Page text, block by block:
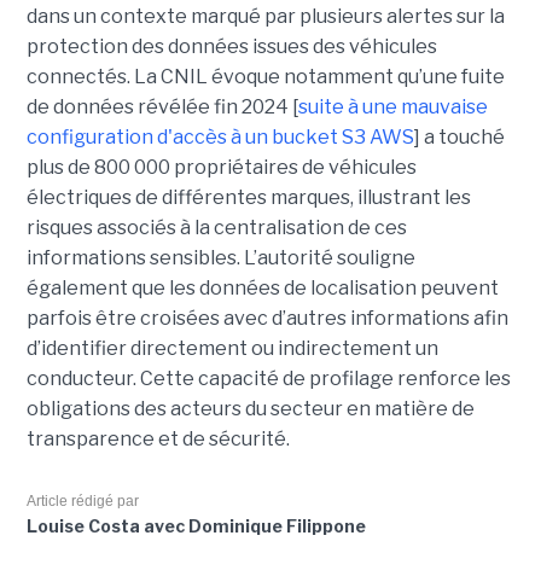
dans un contexte marqué par plusieurs alertes sur la
protection des données issues des véhicules
connectés. La CNIL évoque notamment qu’une fuite
de données révélée fin 2024 [suite à une mauvaise
configuration d'accès à un bucket S3 AWS] a touché
plus de 800 000 propriétaires de véhicules
électriques de différentes marques, illustrant les
risques associés à la centralisation de ces
informations sensibles. L’autorité souligne
également que les données de localisation peuvent
parfois être croisées avec d’autres informations afin
d’identifier directement ou indirectement un
conducteur. Cette capacité de profilage renforce les
obligations des acteurs du secteur en matière de
transparence et de sécurité.
Article rédigé par
Louise Costa avec Dominique Filippone